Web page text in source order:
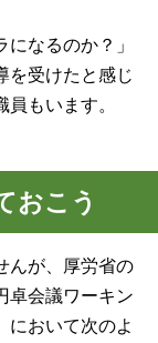
なるのか？」
を受けたと感じ
もいます。
おこう
んが、厚労省の
卓会議ワーキン
において次のよ